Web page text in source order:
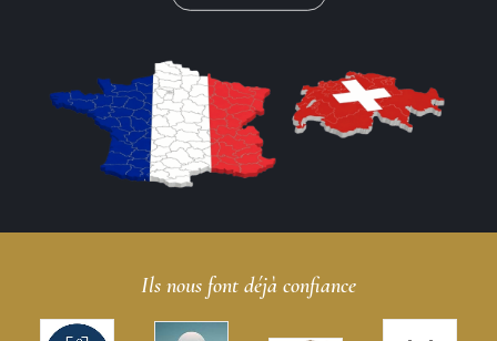
Ils nous font déjà confiance